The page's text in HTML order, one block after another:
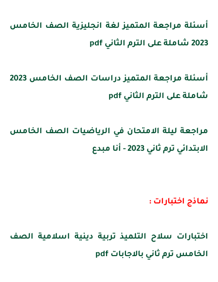
أسئلة مراجعة المتميز لغة انجليزية الصف الخامس
2023 شاملة على الترم الثاني pdf
أسئلة مراجعة المتميز دراسات الصف الخامس 2023
شاملة على الترم الثاني pdf
مراجعة ليلة الامتحان في الرياضيات الصف الخامس
الابتدائي ترم ثاني 2023 - أنا مبدع
نماذج اختبارات :
اختبارات سلاح التلميذ تربية دينية اسلامية الصف
الخامس ترم ثاني بالاجابات pdf